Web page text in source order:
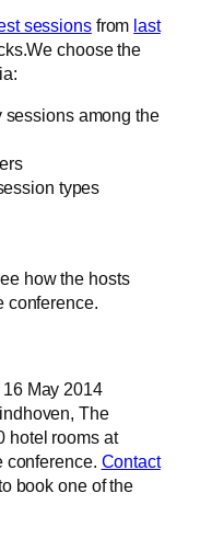
sessionsfrom last
choose the
among the
types
how the hosts
conference.
May 2014
The
hotel rooms at
conference. Contact
book one of the